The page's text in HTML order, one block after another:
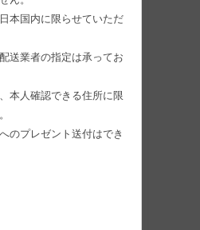
本国内に限らせていただ
送業者の指定は承ってお
本人確認できる住所に限
のプレゼント送付はでき